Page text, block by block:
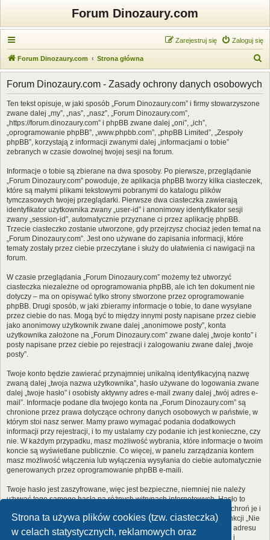
Strona ta używa plików cookies (tzw. ciasteczka)
w celach statystycznych, reklamowych oraz
Forum Dinozaury.com
Zaloguj się
Zarejestruj się
Forum Dinozaury.com Strona główna
z
Forum Dinozaury.com - Zasady ochrony danych osobowych
Ten tekst opisuje, w jaki sposób „Forum Dinozaury.com” i firmy stowarzyszone
zwane dalej „my”, „nas”, „nasz”, „Forum Dinozaury.com”,
„https://forum.dinozaury.com” i phpBB zwane dalej „oni”, „ich”,
„oprogramowanie phpBB”, „www.phpbb.com”, „phpBB Limited”, „Zespoły
phpBB”, korzystają z informacji zwanymi dalej „informacjami o tobie”
zebranych w czasie dowolnej twojej sesji na forum.
Informacje o tobie są zbierane na dwa sposoby. Po pierwsze, przeglądanie
„Forum Dinozaury.com” powoduje, że aplikacja phpBB tworzy kilka ciasteczek,
które są małymi plikami tekstowymi pobranymi do katalogu plików
tymczasowych twojej przeglądarki. Pierwsze dwa ciasteczka zawierają
identyfikator użytkownika zwany „user-id” i anonimowy identyfikator sesji
zwany „session-id”, automatycznie przyznane ci przez aplikację phpBB.
Trzecie ciasteczko zostanie utworzone, gdy przejrzysz chociaż jeden temat na
„Forum Dinozaury.com”. Jest ono używane do zapisania informacji, które
tematy zostały przez ciebie przeczytane i służy do ułatwienia ci nawigacji na
forum.
W czasie przeglądania „Forum Dinozaury.com” możemy też utworzyć
ciasteczka niezależne od oprogramowania phpBB, ale ich ten dokument nie
dotyczy – ma on opisywać tylko strony stworzone przez oprogramowanie
phpBB. Drugi sposób, w jaki zbieramy informacje o tobie, to dane wysyłane
przez ciebie do nas. Mogą być to między innymi posty napisane przez ciebie
jako anonimowy użytkownik zwane dalej „anonimowe posty”, konta
użytkownika założone na „Forum Dinozaury.com” zwane dalej „twoje konto” i
posty napisane przez ciebie po rejestracji i zalogowaniu zwane dalej „twoje
posty”.
Twoje konto będzie zawierać przynajmniej unikalną identyfikacyjną nazwę
zwaną dalej „twoja nazwa użytkownika”, hasło używane do logowania zwane
dalej „twoje hasło” i osobisty aktywny adres e-mail zwany dalej „twój adres e-
mail”. Informacje podane dla twojego konta na „Forum Dinozaury.com” są
chronione przez prawa dotyczące ochrony danych osobowych w państwie, w
którym stoi nasz serwer. Mamy prawo wymagać podania dodatkowych
informacji przy rejestracji, i to my ustalamy czy podanie ich jest konieczne, czy
nie. W każdym przypadku, masz możliwość wybrania, które informacje o twoim
koncie są wyświetlane publicznie. Co więcej, w panelu zarządzania kontem
masz możliwość włączenia lub wyłączenia wysyłania do ciebie automatycznie
generowanych przez oprogramowanie phpBB e-maili.
Twoje hasło jest zaszyfrowane, więc jest bezpieczne, niemniej nie należy
używać tego samego hasła na różnych witrynach internetowych. Hasło to
umożliwia dostęp do twojego konta na „Forum Dinozaury.com”, więc chroń je i
w żadnym wypadku nie podawajnikomu. Jeśli je zapomnisz, użyj funkcji „Nie
pamiętam hasła”. Witryna poprosi cię o podanie nazwy użytkownika i adresu
e-mail. Po podaniu tych danych zostanie wygenerowane nowe hasło i